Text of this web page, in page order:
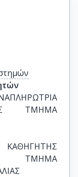
ΤΜΗΜΑ
ΤΜΗΜΑ